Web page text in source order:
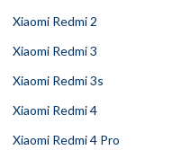
Xiaomi Redmi 2
Xiaomi Redmi 3
Xiaomi Redmi 3s
Xiaomi Redmi 4
Xiaomi Redmi 4 Pro